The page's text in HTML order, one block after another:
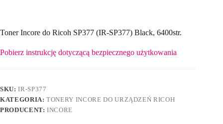
Toner Incore do Ricoh SP377 (IR-SP377) Black, 6400str.
Pobierz instrukcję dotyczącą bezpiecznego użytkowania
SKU:IR-SP377
KATEGORIA:TONERY INCORE DO URZĄDZEŃ RICOH
PRODUCENT:INCORE